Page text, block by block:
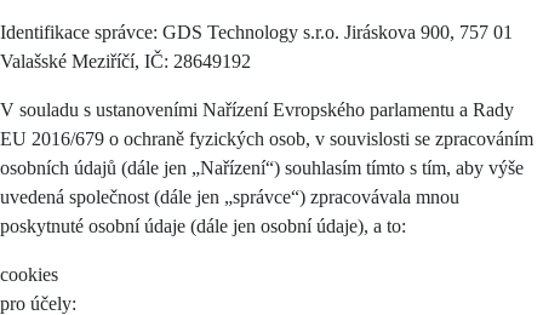
Identifikace správce: GDS Technology s.r.o. Jiráskova 900, 757 01
Valašské Meziříčí, IČ: 28649192
V souladu s ustanoveními Nařízení Evropského parlamentu a Rady
EU 2016/679 o ochraně fyzických osob, v souvislosti se zpracováním
osobních údajů (dále jen „Nařízení“) souhlasím tímto s tím, aby výše
uvedená společnost (dále jen „správce“) zpracovávala mnou
poskytnuté osobní údaje (dále jen osobní údaje), a to:
cookies
pro účely: